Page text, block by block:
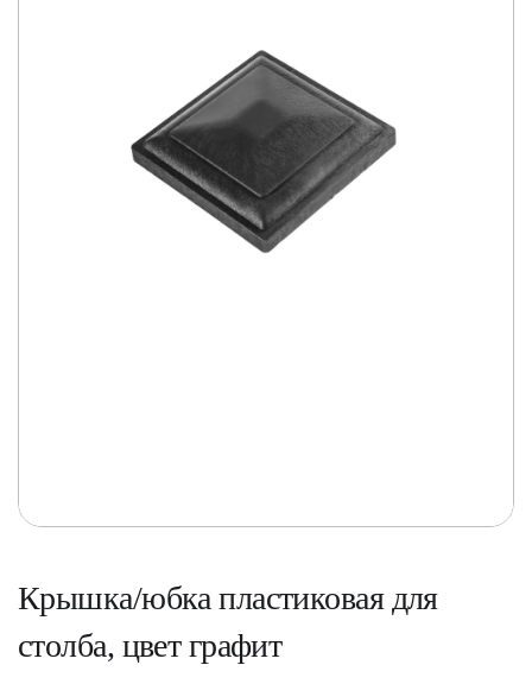
Крышка/юбка пластиковая для
столба, цвет графит